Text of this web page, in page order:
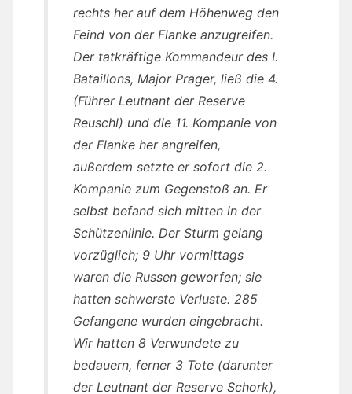
rechts her auf dem Höhenweg den
Feind von der Flanke anzugreifen.
Der tatkräftige Kommandeur des I.
Bataillons, Major Prager, ließ die 4.
(Führer Leutnant der Reserve
Reuschl) und die 11. Kompanie von
der Flanke her angreifen,
außerdem setzte er sofort die 2.
Kompanie zum Gegenstoß an. Er
selbst befand sich mitten in der
Schützenlinie. Der Sturm gelang
vorzüglich; 9 Uhr vormittags
waren die Russen geworfen; sie
hatten schwerste Verluste. 285
Gefangene wurden eingebracht.
Wir hatten 8 Verwundete zu
bedauern, ferner 3 Tote (darunter
der Leutnant der Reserve Schork),